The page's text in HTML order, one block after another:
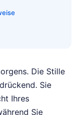
Die Stille
Sie
Ihres
Sie